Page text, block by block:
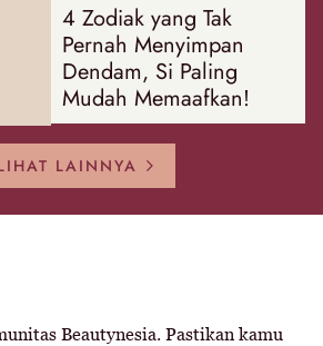
4 Zodiak yang Tak
Pernah Menyimpan
Dendam, Si Paling
Mudah Memaafkan!
LAINNYA
Beautynesia. Pastikan kamu